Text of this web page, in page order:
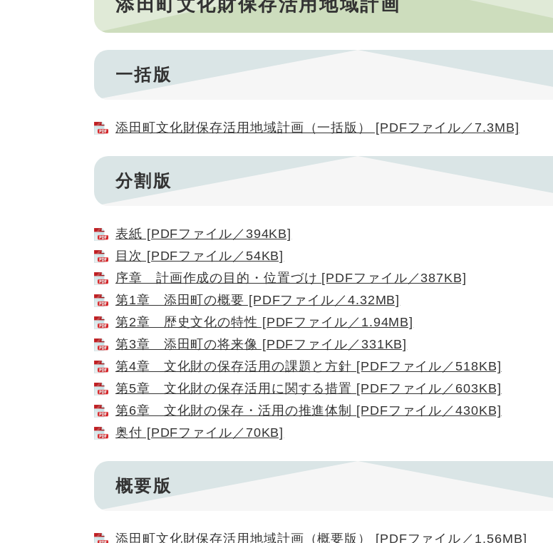
一括版
添田町文化財保存活用地域計画（一括版） [PDFファイル／7.3MB]
分割版
​表紙 [PDFファイル／394KB]
目次 [PDFファイル／54KB]
序章 計画作成の目的・位置づけ [PDFファイル／387KB]
第1章 添田町の概要 [PDFファイル／4.32MB]
第2章 歴史文化の特性 [PDFファイル／1.94MB]
第3章 添田町の将来像 [PDFファイル／331KB]
第4章 文化財の保存活用の課題と方針 [PDFファイル／518KB]
第5章 文化財の保存活用に関する措置 [PDFファイル／603KB]
第6章 文化財の保存・活用の推進体制 [PDFファイル／430KB]
奥付 [PDFファイル／70KB]
概要版
添田町文化財保存活用地域計画（概要版） [PDFファイル／1.56MB]